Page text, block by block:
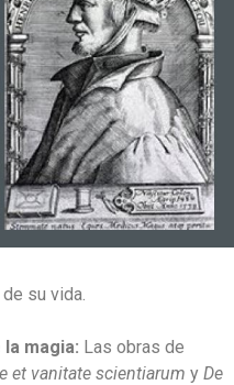
su vida.
magia: Las obras de
et vanitate scientiarum y De